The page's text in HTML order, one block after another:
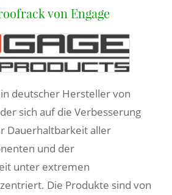
von Engage
deutscher Hersteller von
sich auf die Verbesserung
Dauerhaltbarkeit aller
und der
unter extremen
Die Produkte sind von